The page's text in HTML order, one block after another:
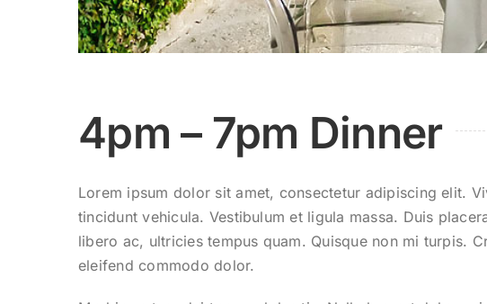
4pm – 7pm Dinner
Lorem ipsum dolor sit amet, consectetur adipiscing elit.
tincidunt vehicula. Vestibulum et ligula massa. Duis
libero ac, ultricies tempus quam. Quisque non mi turpis.
eleifend commodo dolor.